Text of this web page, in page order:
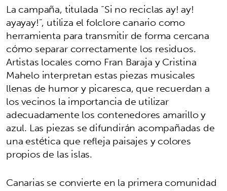
La campaña, titulada “Si no reciclas ay! ay!
ayayay!”, utiliza el folclore canario como
herramienta para transmitir de forma cercana
cómo separar correctamente los residuos.
Artistas locales como Fran Baraja y Cristina
Mahelo interpretan estas piezas musicales
llenas de humor y picaresca, que recuerdan a
los vecinos la importancia de utilizar
adecuadamente los contenedores amarillo y
azul. Las piezas se difundirán acompañadas de
una estética que refleja paisajes y colores
propios de las islas.
Canarias se convierte en la primera comunidad